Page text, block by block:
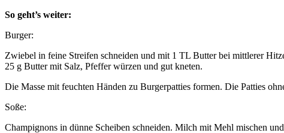
So geht’s weiter:
Burger:
Zwiebel in feine Streifen schneiden und mit 1 TL Butter bei mittlerer
25 g Butter mit Salz, Pfeffer würzen und gut kneten.
Die Masse mit feuchten Händen zu Burgerpatties formen. Die Patties
Soße:
Champignons in dünne Scheiben schneiden. Milch mit Mehl mischen